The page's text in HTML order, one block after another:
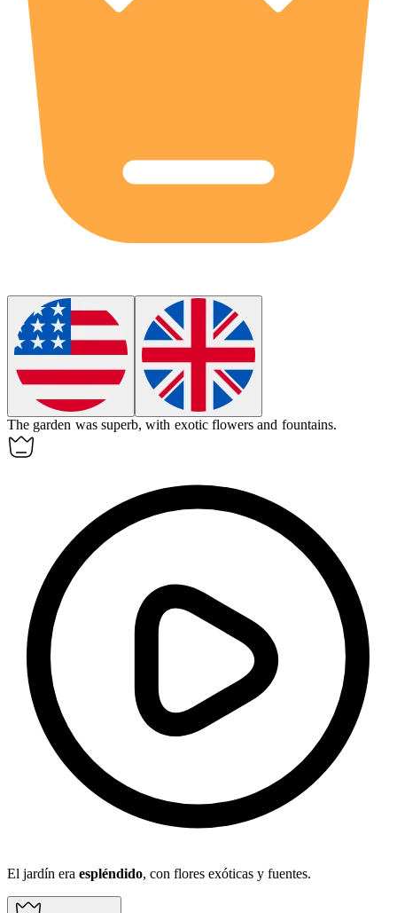
The garden was superb, with exotic flowers and fountains.
El jardín era espléndido, con flores exóticas y fuentes.